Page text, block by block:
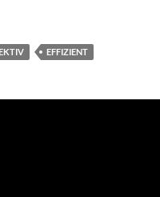
und effizient
EFFIZIENT